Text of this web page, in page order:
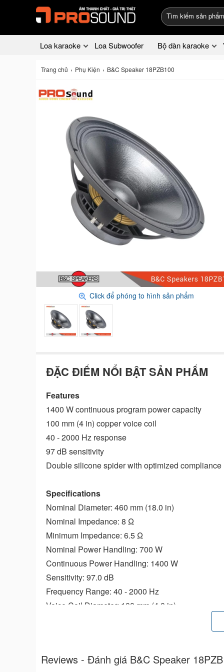
Loa karaoke Loa Subwoofer Bộ dàn karaoke
Trang chủ Phụ Kiện B&C Speaker 18PZB100
Click để phóng to hình sản phẩm
ĐẶC ĐIỂM NỔI BẬT SẢN PHẨM
Features
1400 W continuous program power capacity
100 mm (4 in) copper voice coil
40 - 2000 Hz response
97 dB sensitivity
Double silicone spider with optimized compliance
Specifications
Nominal Diameter: 460 mm (18.0 in)
Nominal Impedance: 8 Ω
Minimum Impedance: 6.5 Ω
Nominal Power Handling: 700 W
Continuous Power Handling: 1400 W
Sensitivity: 97.0 dB
Frequency Range: 40 - 2000 Hz
Voice Coil Diameter: 100 mm (4.0 in)
Magnetic Gap Depth: 8.0 mm (0.31 in)
Reviews - Đánh giá B&C Speaker